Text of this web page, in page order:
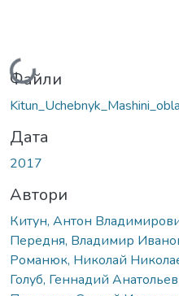
Вантажиться...
Файли
Дата
2017
Автори
Китун, Антон
Передня, Владимир
Романюк, Николай
Голуб, Геннадий